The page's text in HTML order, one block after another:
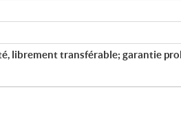
librement transférable; garantie